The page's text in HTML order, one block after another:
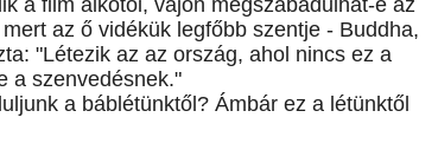
a film alkotói, vajon megszabadulhat-e az
az ő vidékük legfőbb szentje - Buddha,
"Létezik az az ország, ahol nincs ez a
a szenvedésnek."
a báblétünktől? Ámbár ez a létünktől